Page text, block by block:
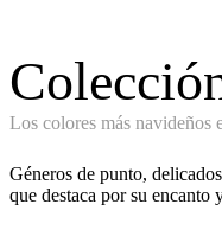
Los colores más navideños
Géneros de punto,
que destaca por su encanto